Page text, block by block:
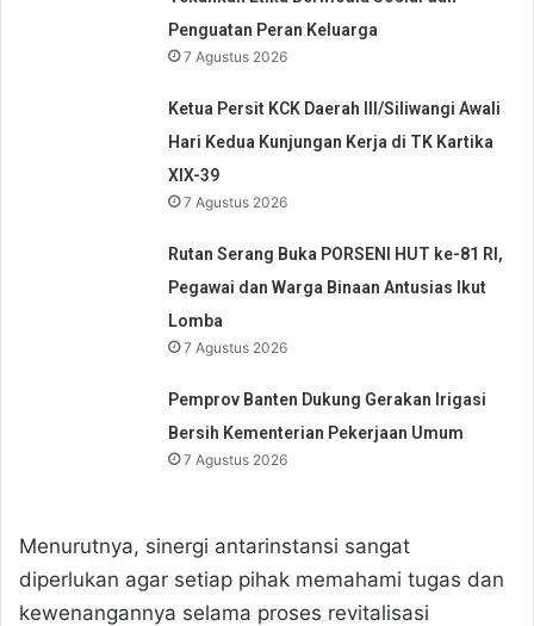
Penguatan Peran Keluarga
7 Agustus 2026
Ketua Persit KCK Daerah III/Siliwangi Awali
Hari Kedua Kunjungan Kerja di TK Kartika
XIX-39
7 Agustus 2026
Rutan Serang Buka PORSENI HUT ke-81 RI,
Pegawai dan Warga Binaan Antusias Ikut
Lomba
7 Agustus 2026
Pemprov Banten Dukung Gerakan Irigasi
Bersih Kementerian Pekerjaan Umum
7 Agustus 2026
Menurutnya, sinergi antarinstansi sangat
diperlukan agar setiap pihak memahami tugas dan
kewenangannya selama proses revitalisasi